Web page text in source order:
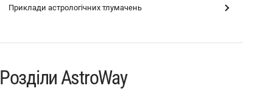
Приклади астрологічних тлумачень
Розділи AstroWay